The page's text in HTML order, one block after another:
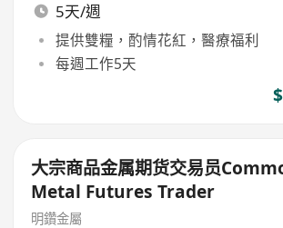
5天/週
提供雙糧，酌情花紅，醫療福利
每週工作5天
大宗商品金属期货交易员
Metal Futures Trader
明鑽金屬